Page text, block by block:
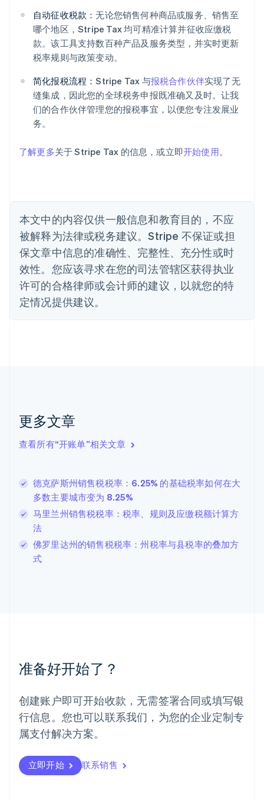
自动征收税款：无论您销售何种商品或服务、销售至
哪个地区，Stripe Tax 均可精准计算并征收应缴税
款。该工具支持数百种产品及服务类型，并实时更新
税率规则与政策变动。
简化报税流程：Stripe Tax 与报税合作伙伴实现了无
缝集成，因此您的全球税务申报既准确又及时。让我
们的合作伙伴管理您的报税事宜，以便您专注发展业
务。
了解更多关于 Stripe Tax 的信息，或立即开始使用。
本文中的内容仅供一般信息和教育目的，不应
被解释为法律或税务建议。Stripe 不保证或担
保文章中信息的准确性、完整性、充分性或时
效性。您应该寻求在您的司法管辖区获得执业
许可的合格律师或会计师的建议，以就您的特
定情况提供建议。
更多文章
查看所有“开账单”相关文章
德克萨斯州销售税税率：6.25% 的基础税率如何在大
多数主要城市变为 8.25%
马里兰州销售税税率：税率、规则及应缴税额计算方
法
佛罗里达州的销售税税率：州税率与县税率的叠加方
式
准备好开始了？
创建账户即可开始收款，无需签署合同或填写银
行信息。您也可以联系我们，为您的企业定制专
属支付解决方案。
立即开始 联系销售
阿联酋
爱尔兰
English
爱沙尼亚
English
澳大利亚
保加利亚
English
比利时
NederlandsFrançaisDeutschEnglish
波兰
丹麦
English
德国
DeutschEnglish
法国
捷克
克罗地亚
English
立陶宛
English
列支敦士登
Deutsch
卢森堡
FrançaisDeutschEnglish
罗马尼亚
墨西哥
EspañolEnglish
English
葡萄牙
PortuguêsEnglish
日本
瑞典
Svenska English
瑞士